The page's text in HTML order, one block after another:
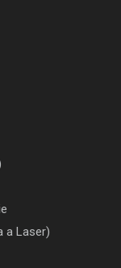
a Laser)